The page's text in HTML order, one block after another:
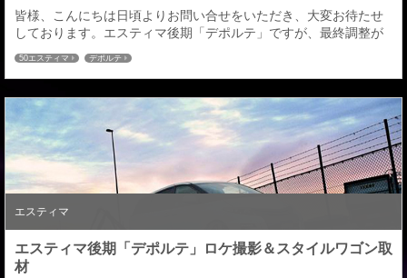
皆様、こんにちは日頃よりお問い合せをいただき、大変お待たせ
しております。エスティマ後期「デポルテ」ですが、最終調整が
完了してようやく本日発売となりました！！受注につきましても
本日より開始になります。発送は２月下旬から順次出荷となりま
す。皆様どうぞご検討の程宜しくお願い致します。エスティマ ア
エラス ／ハイブリッドアエラス■ﾌﾛﾝﾄﾊｰﾌｽﾎﾟｲﾗｰ￥40,000 D（素
地）￥62,000 D（塗装...
50エスティマ デポルテ
エスティマ
エスティマ後期「デポルテ」ロケ撮影＆スタイルワゴン取
材